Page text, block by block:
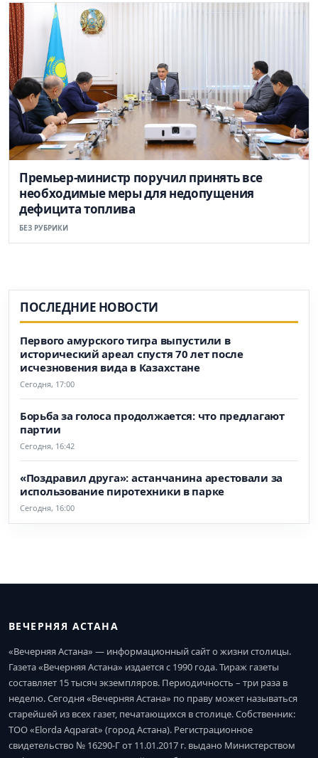
Премьер-министр поручил принять все
необходимые меры для недопущения
дефицита топлива
БЕЗ РУБРИКИ
ПОСЛЕДНИЕ НОВОСТИ
Первого амурского тигра выпустили в
исторический ареал спустя 70 лет после
исчезновения вида в Казахстане
Сегодня, 17:00
Борьба за голоса продолжается: что предлагают
партии
Сегодня, 16:42
«Поздравил друга»: астанчанина арестовали за
использование пиротехники в парке
Сегодня, 16:00
ВЕЧЕРНЯЯ АСТАНА
«Вечерняя Астана» — информационный сайт о жизни столицы.
Газета «Вечерняя Астана» издается с 1990 года. Тираж газеты
составляет 15 тысяч экземпляров. Периодичность – три раза в
неделю. Сегодня «Вечерняя Астана» по праву может называться
старейшей из всех газет, печатающихся в столице. Собственник:
ТОО «Elorda Aqparat» (город Астана). Регистрационное
свидетельство № 16290-Г от 11.01.2017 г. выдано Министерством